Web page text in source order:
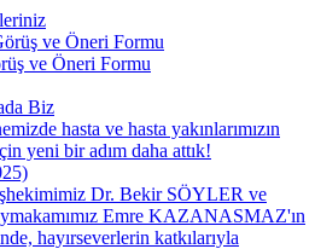
ve Öneri Formu
ve Öneri Formu
Biz
hasta ve hasta yakınlarımızın
yeni bir adım daha attık!
Dr. Bekir SÖYLER ve
Emre KAZANASMAZ'ın
hayırseverlerin katkılarıyla